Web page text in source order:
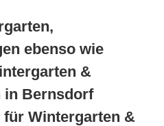
ebenso wie
&
in Bernsdorf
Wintergarten &